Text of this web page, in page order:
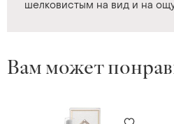
шелковистым на вид и на
Вам может